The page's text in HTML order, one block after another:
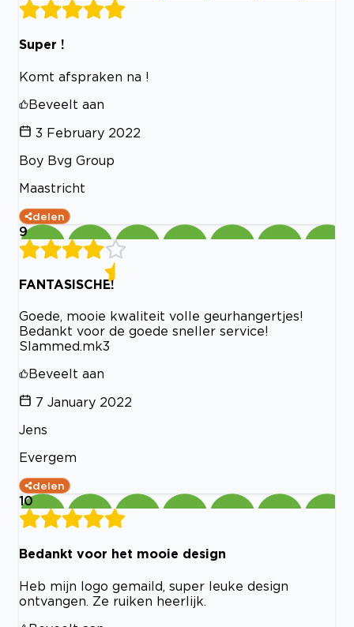
Super !
Komt afspraken na !
Beveelt aan
3 February 2022
Boy Bvg Group
Maastricht
delen
9
FANTASISCHE!
Goede, mooie kwaliteit volle geurhangertjes!
Bedankt voor de goede sneller service!
Slammed.mk3
Beveelt aan
7 January 2022
Jens
Evergem
delen
10
Bedankt voor het mooie design
Heb mijn logo gemaild, super leuke design
ontvangen. Ze ruiken heerlijk.